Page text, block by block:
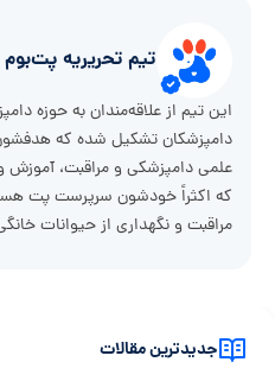
تیم تحریریه پت‌بوم
این تیم از علاقه‌مندان به حوزه
دامپزشکان تشکیل شده که هدفشون
علمی دامپزشکی و مراقبت،
که اکثراً خودشون سرپرست پت
مراقبت و نگهداری از حیوانات
جدیدترین مقالات